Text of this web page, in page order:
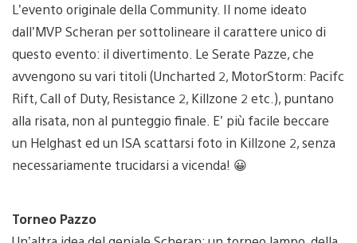
L’evento originale della Community. Il nome ideato
dall’MVP Scheran per sottolineare il carattere unico di
questo evento: il divertimento. Le Serate Pazze, che
avvengono su vari titoli (Uncharted 2, MotorStorm: Pacifc
Rift, Call of Duty, Resistance 2, Killzone 2 etc.), puntano
alla risata, non al punteggio finale. E’ più facile beccare
un Helghast ed un ISA scattarsi foto in Killzone 2, senza
necessariamente trucidarsi a vicenda! 😀
Torneo Pazzo